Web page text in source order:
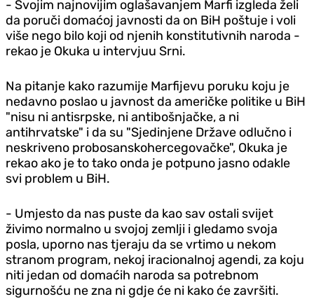
- Svojim najnovijim oglašavanjem Marfi izgleda želi
da poruči domaćoj javnosti da on BiH poštuje i voli
više nego bilo koji od njenih konstitutivnih naroda -
rekao je Okuka u intervjuu Srni.
Na pitanje kako razumije Marfijevu poruku koju je
nedavno poslao u javnost da američke politike u BiH
"nisu ni antisrpske, ni antibošnjačke, a ni
antihrvatske" i da su "Sjedinjene Države odlučno i
neskriveno probosanskohercegovačke", Okuka je
rekao ako je to tako onda je potpuno jasno odakle
svi problem u BiH.
- Umjesto da nas puste da kao sav ostali svijet
živimo normalno u svojoj zemlji i gledamo svoja
posla, uporno nas tjeraju da se vrtimo u nekom
stranom program, nekoj iracionalnoj agendi, za koju
niti jedan od domaćih naroda sa potrebnom
sigurnošću ne zna ni gdje će ni kako će završiti.